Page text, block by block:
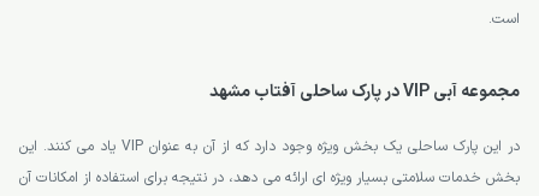
است.
مجموعه آبی VIP در پارک ساحلی آفتاب مشهد
در این پارک ساحلی یک بخش ویژه وجود دارد که از آن به عنوان VIP یاد می کنند. این
بخش خدمات سلامتی بسیار ویژه ای ارائه می دهد، در نتیجه برای استفاده از امکانات آن